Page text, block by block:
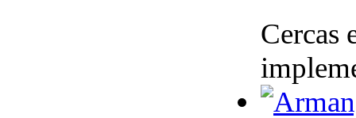
Cercas